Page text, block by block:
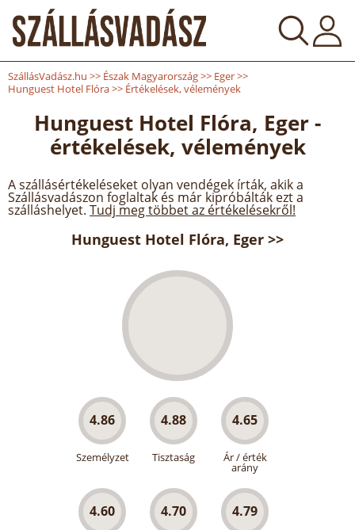
SzállásVadász.hu >> Észak Magyarország>> Eger>>
Hunguest Hotel Flóra>> Értékelések, vélemények
Hunguest Hotel Flóra, Eger -
értékelések, vélemények
A szállásértékeléseket olyan vendégek írták, akik a
Szállásvadászon foglaltak és már kipróbálták ezt a
szálláshelyet. Tudj meg többet az értékelésekről!
Hunguest Hotel Flóra, Eger >>
4.86
Személyzet
4.88
Tisztaság
4.65
Ár / érték
arány
4.60 4.70 4.79